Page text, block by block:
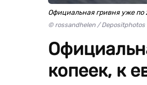
Официальная гривня уже по
© rossandhelen / Depositphotos
копеек, к